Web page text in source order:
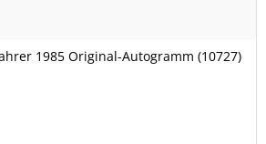
1985 Original-Autogramm (10727)